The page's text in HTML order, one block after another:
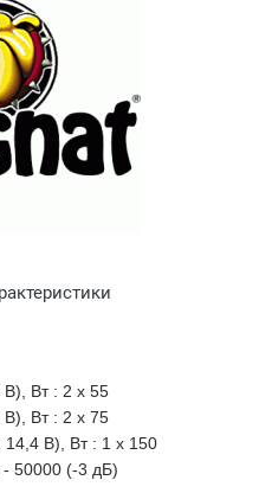
Вт : 2 x 55
Вт : 2 x 75
В), Вт : 1 x 150
- 50000 (-3 дБ)